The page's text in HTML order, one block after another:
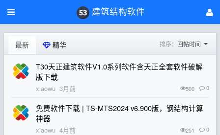
建筑结构软件
最新 精华 排序： 回帖时间
T30天正建筑软件V1.0系列软件含天正全套软件破解
版下载
xiaowu 3月前 500 0
免费软件下载 | TS-MTS2024 v6.900版，钢结构计算
神器
xiaowu 4月前 251 0